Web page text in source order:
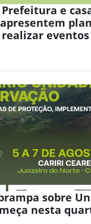
e
sobre
nesta